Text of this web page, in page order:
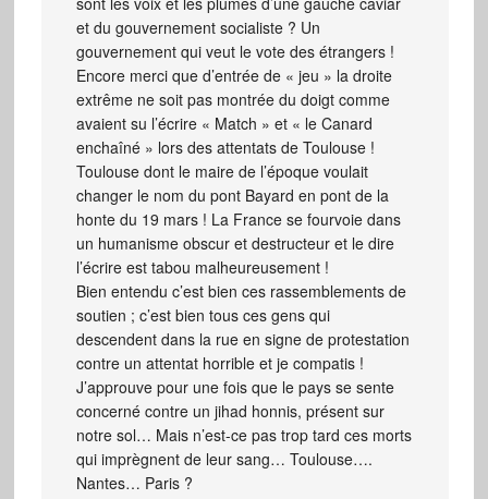
et du gouvernement socialiste ? Un
gouvernement qui veut le vote des étrangers !
Encore merci que d’entrée de « jeu » la droite
extrême ne soit pas montrée du doigt comme
avaient su l’écrire « Match » et « le Canard
enchaîné » lors des attentats de Toulouse !
Toulouse dont le maire de l’époque voulait
changer le nom du pont Bayard en pont de la
honte du 19 mars ! La France se fourvoie dans
un humanisme obscur et destructeur et le dire
l’écrire est tabou malheureusement !
Bien entendu c’est bien ces rassemblements de
soutien ; c’est bien tous ces gens qui
descendent dans la rue en signe de protestation
contre un attentat horrible et je compatis !
J’approuve pour une fois que le pays se sente
concerné contre un jihad honnis, présent sur
notre sol… Mais n’est-ce pas trop tard ces morts
qui imprègnent de leur sang… Toulouse….
Nantes… Paris ?